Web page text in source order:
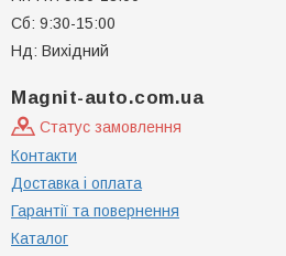
Сб: 9:30-15:00
Нд: Вихідний
Magnit-auto.com.ua
Статус замовлення
Контакти
Доставка і оплата
Гарантії та повернення
Каталог